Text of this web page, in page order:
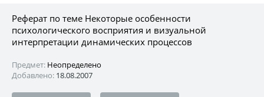
Реферат по теме Некоторые особенности
психологического восприятия и визуальной
интерпретации динамических процессов
Предмет: Неопределено
Добавлено: 18.08.2007